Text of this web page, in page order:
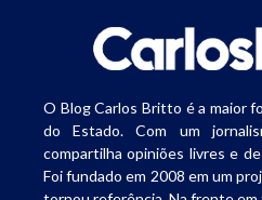
O Blog Carlos Britto é a maior
do Estado. Com um
compartilha opiniões livres e
Foi fundado em 2008 em um